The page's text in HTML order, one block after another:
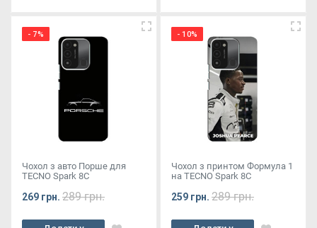
- 7%
Чохол з авто Порше для
TECNO Spark 8C
269 грн. 289 грн.
- 10%
Чохол з принтом Формула 1
на TECNO Spark 8C
259 грн. 289 грн.